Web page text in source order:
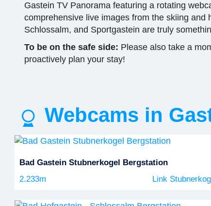
Gastein TV Panorama featuring a rotating
comprehensive live images from the skiing
Schlossalm, and Sportgastein are truly
To be on the safe side: Please also take a
proactively plan your stay!
Webcams in
Bad Gastein Stubnerkogel Bergstation
2.233m
Link